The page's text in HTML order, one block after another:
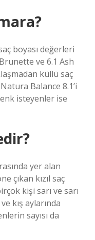
boyası değerleri
ve 6.1 Ash
küllü saç
Balance 8.1’i
isteyenler ise
yer alan
çıkan kızıl saç
kişi sarı ve sarı
kış aylarında
sayısı da